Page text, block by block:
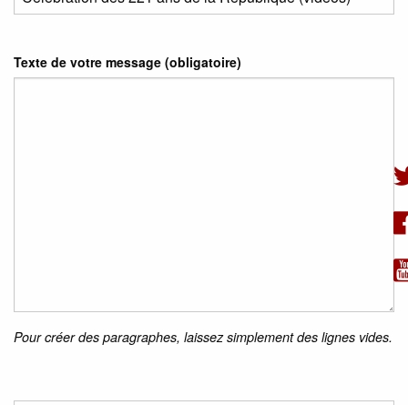
Texte de votre message (obligatoire)
Pour créer des paragraphes, laissez simplement des lignes vides.